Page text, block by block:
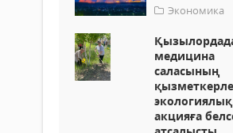
Экономика
медицина
саласының
экологиялық
акцияға